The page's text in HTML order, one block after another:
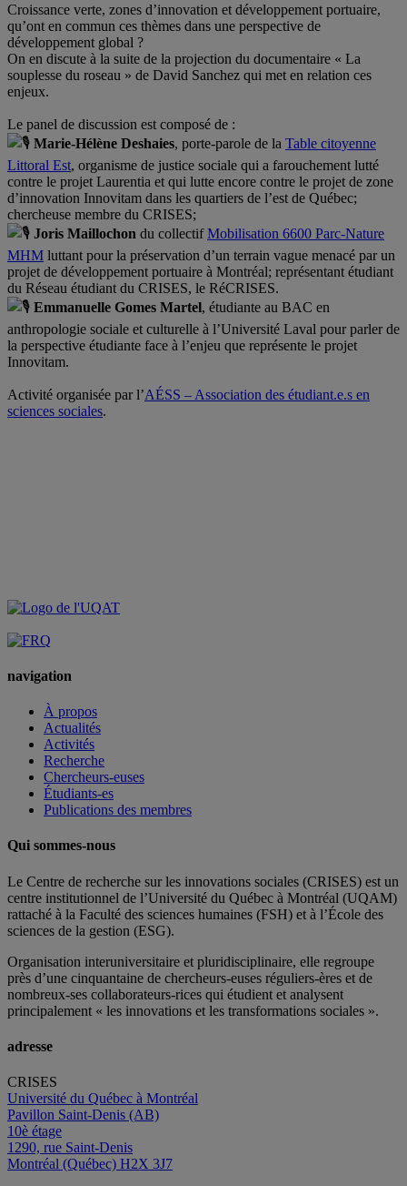
Croissance verte, zones d’innovation et développement portuaire,
qu’ont en commun ces thèmes dans une perspective de
développement global ?
On en discute à la suite de la projection du documentaire « La
souplesse du roseau » de David Sanchez qui met en relation ces
enjeux.
Le panel de discussion est composé de :
Marie-Hélène Deshaies, porte-parole de la Table citoyenne
Littoral Est, organisme de justice sociale qui a farouchement lutté
contre le projet Laurentia et qui lutte encore contre le projet de zone
d’innovation Innovitam dans les quartiers de l’est de Québec;
chercheuse membre du CRISES;
Joris Maillochon du collectifMobilisation 6600 Parc-Nature
MHM luttant pour la préservation d’un terrain vague menacé par un
projet de développement portuaire à Montréal; représentant étudiant
du Réseau étudiant du CRISES, le RéCRISES.
Emmanuelle Gomes Martel, étudiante au BAC en
anthropologie sociale et culturelle à l’Université Laval pour parler de
la perspective étudiante face à l’enjeu que représente le projet
Innovitam.
Activité organisée par l’AÉSS – Association des étudiant.e.s en
sciences sociales.
navigation
À propos
Actualités
Activités
Recherche
Chercheurs-euses
Étudiants-es
Publications des membres
Qui sommes-nous
Le Centre de recherche sur les innovations sociales (CRISES) est un
centre institutionnel de l’Université du Québec à Montréal (UQAM)
rattaché à la Faculté des sciences humaines (FSH) et à l’École des
sciences de la gestion (ESG).
Organisation interuniversitaire et pluridisciplinaire, elle regroupe
près d’une cinquantaine de chercheurs-euses réguliers-ères et de
nombreux-ses collaborateurs-rices qui étudient et analysent
principalement « les innovations et les transformations sociales ».
adresse
CRISES
Université du Québec à Montréal
Pavillon Saint-Denis (AB)
10è étage
1290, rue Saint-Denis
Montréal (Québec) H2X 3J7